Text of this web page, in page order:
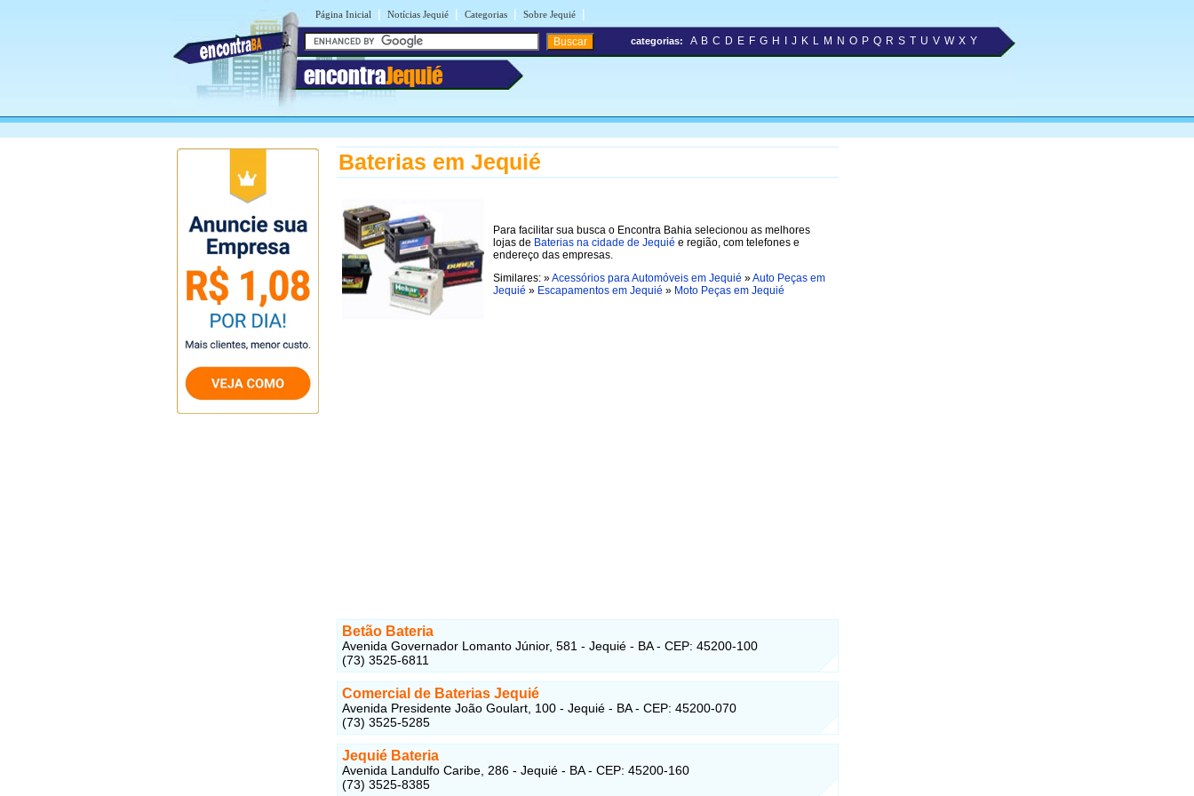
Página Inicial | Notícias Jequié | Categorias | Sobre Jequié |
encontraJequié
categorias: A B C D E F G H J K L M N O P Q R S T U V W X Y
Baterias em Jequié
Para facilitar sua busca o Encontra Bahia selecionou as melhores
lojas de Baterias na cidade de Jequié e região, com telefones e
endereço das empresas.
Similares: »Acessórios para Automóveis em Jequié »Auto Peças em
Jequié » Escapamentos em Jequié » Moto Peças em Jequié
Betão Bateria
Avenida Governador Lomanto Júnior, 581 - Jequié - BA - CEP: 45200-100
(73) 3525-6811
Comercial de Baterias Jequié
Avenida Presidente João Goulart, 100 - Jequié - BA - CEP: 45200-070
(73) 3525-5285
Jequié Bateria
Avenida Landulfo Caribe, 286 - Jequié - BA - CEP: 45200-160
(73) 3525-8385